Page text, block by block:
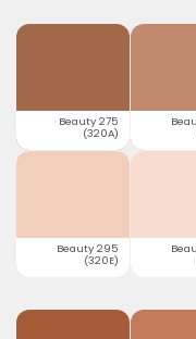
Beauty 275
(320A)
Beauty 295
(320E)